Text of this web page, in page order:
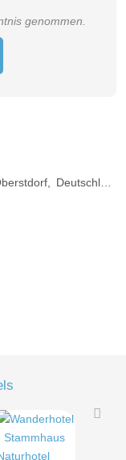
genommen.
Deutschland